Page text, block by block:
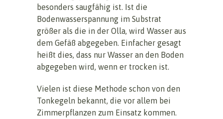
besonders saugfähig ist. Ist die
Bodenwasserspannung im Substrat
größer als die in der Olla, wird Wasser aus
dem Gefäß abgegeben. Einfacher gesagt
heißt dies, dass nur Wasser an den Boden
abgegeben wird, wenn er trocken ist.
Vielen ist diese Methode schon von den
Tonkegeln bekannt, die vor allem bei
Zimmerpflanzen zum Einsatz kommen.